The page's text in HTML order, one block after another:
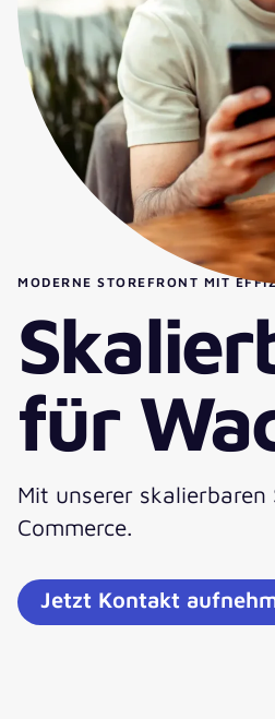
MODERNE STOREFRONT MIT
für
Mit unserer
Commerce.
Jetzt Kontakt